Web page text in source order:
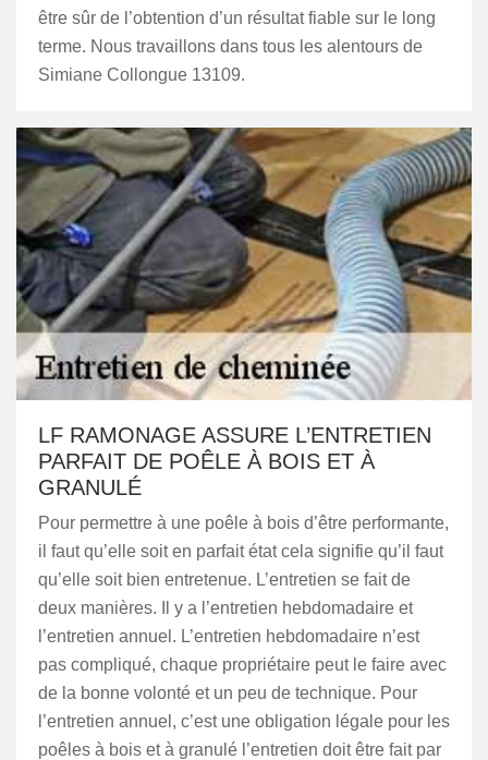
être sûr de l’obtention d’un résultat fiable sur le long
terme. Nous travaillons dans tous les alentours de
Simiane Collongue 13109.
LF RAMONAGE ASSURE L’ENTRETIEN
PARFAIT DE POÊLE À BOIS ET À
GRANULÉ
Pour permettre à une poêle à bois d’être performante,
il faut qu’elle soit en parfait état cela signifie qu’il faut
qu’elle soit bien entretenue. L’entretien se fait de
deux manières. Il y a l’entretien hebdomadaire et
l’entretien annuel. L’entretien hebdomadaire n’est
pas compliqué, chaque propriétaire peut le faire avec
de la bonne volonté et un peu de technique. Pour
l’entretien annuel, c’est une obligation légale pour les
poêles à bois et à granulé l’entretien doit être fait par